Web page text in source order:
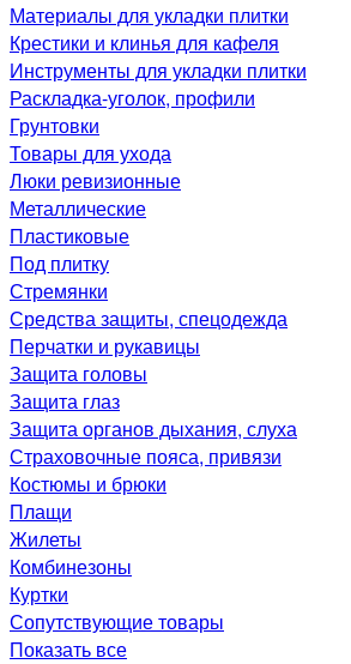
Материалы для укладки плитки
Крестики и клинья для кафеля
Инструменты для укладки плитки
Раскладка-уголок, профили
Грунтовки
Товары для ухода
Люки ревизионные
Металлические
Пластиковые
Под плитку
Стремянки
Средства защиты, спецодежда
Перчатки и рукавицы
Защита головы
Защита глаз
Защита органов дыхания, слуха
Страховочные пояса, привязи
Костюмы и брюки
Плащи
Жилеты
Комбинезоны
Куртки
Сопутствующие товары
Показать все